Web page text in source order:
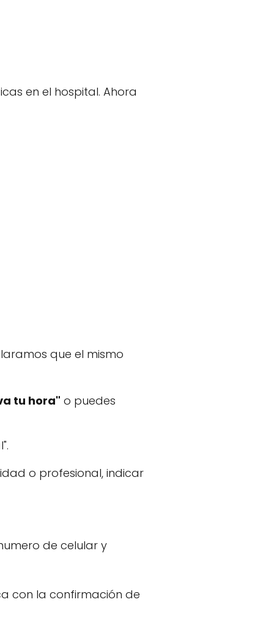
en el hospital. Ahora
que el mismo
tu hora" o puedes
o profesional, indicar
de celular y
con la confirmación de